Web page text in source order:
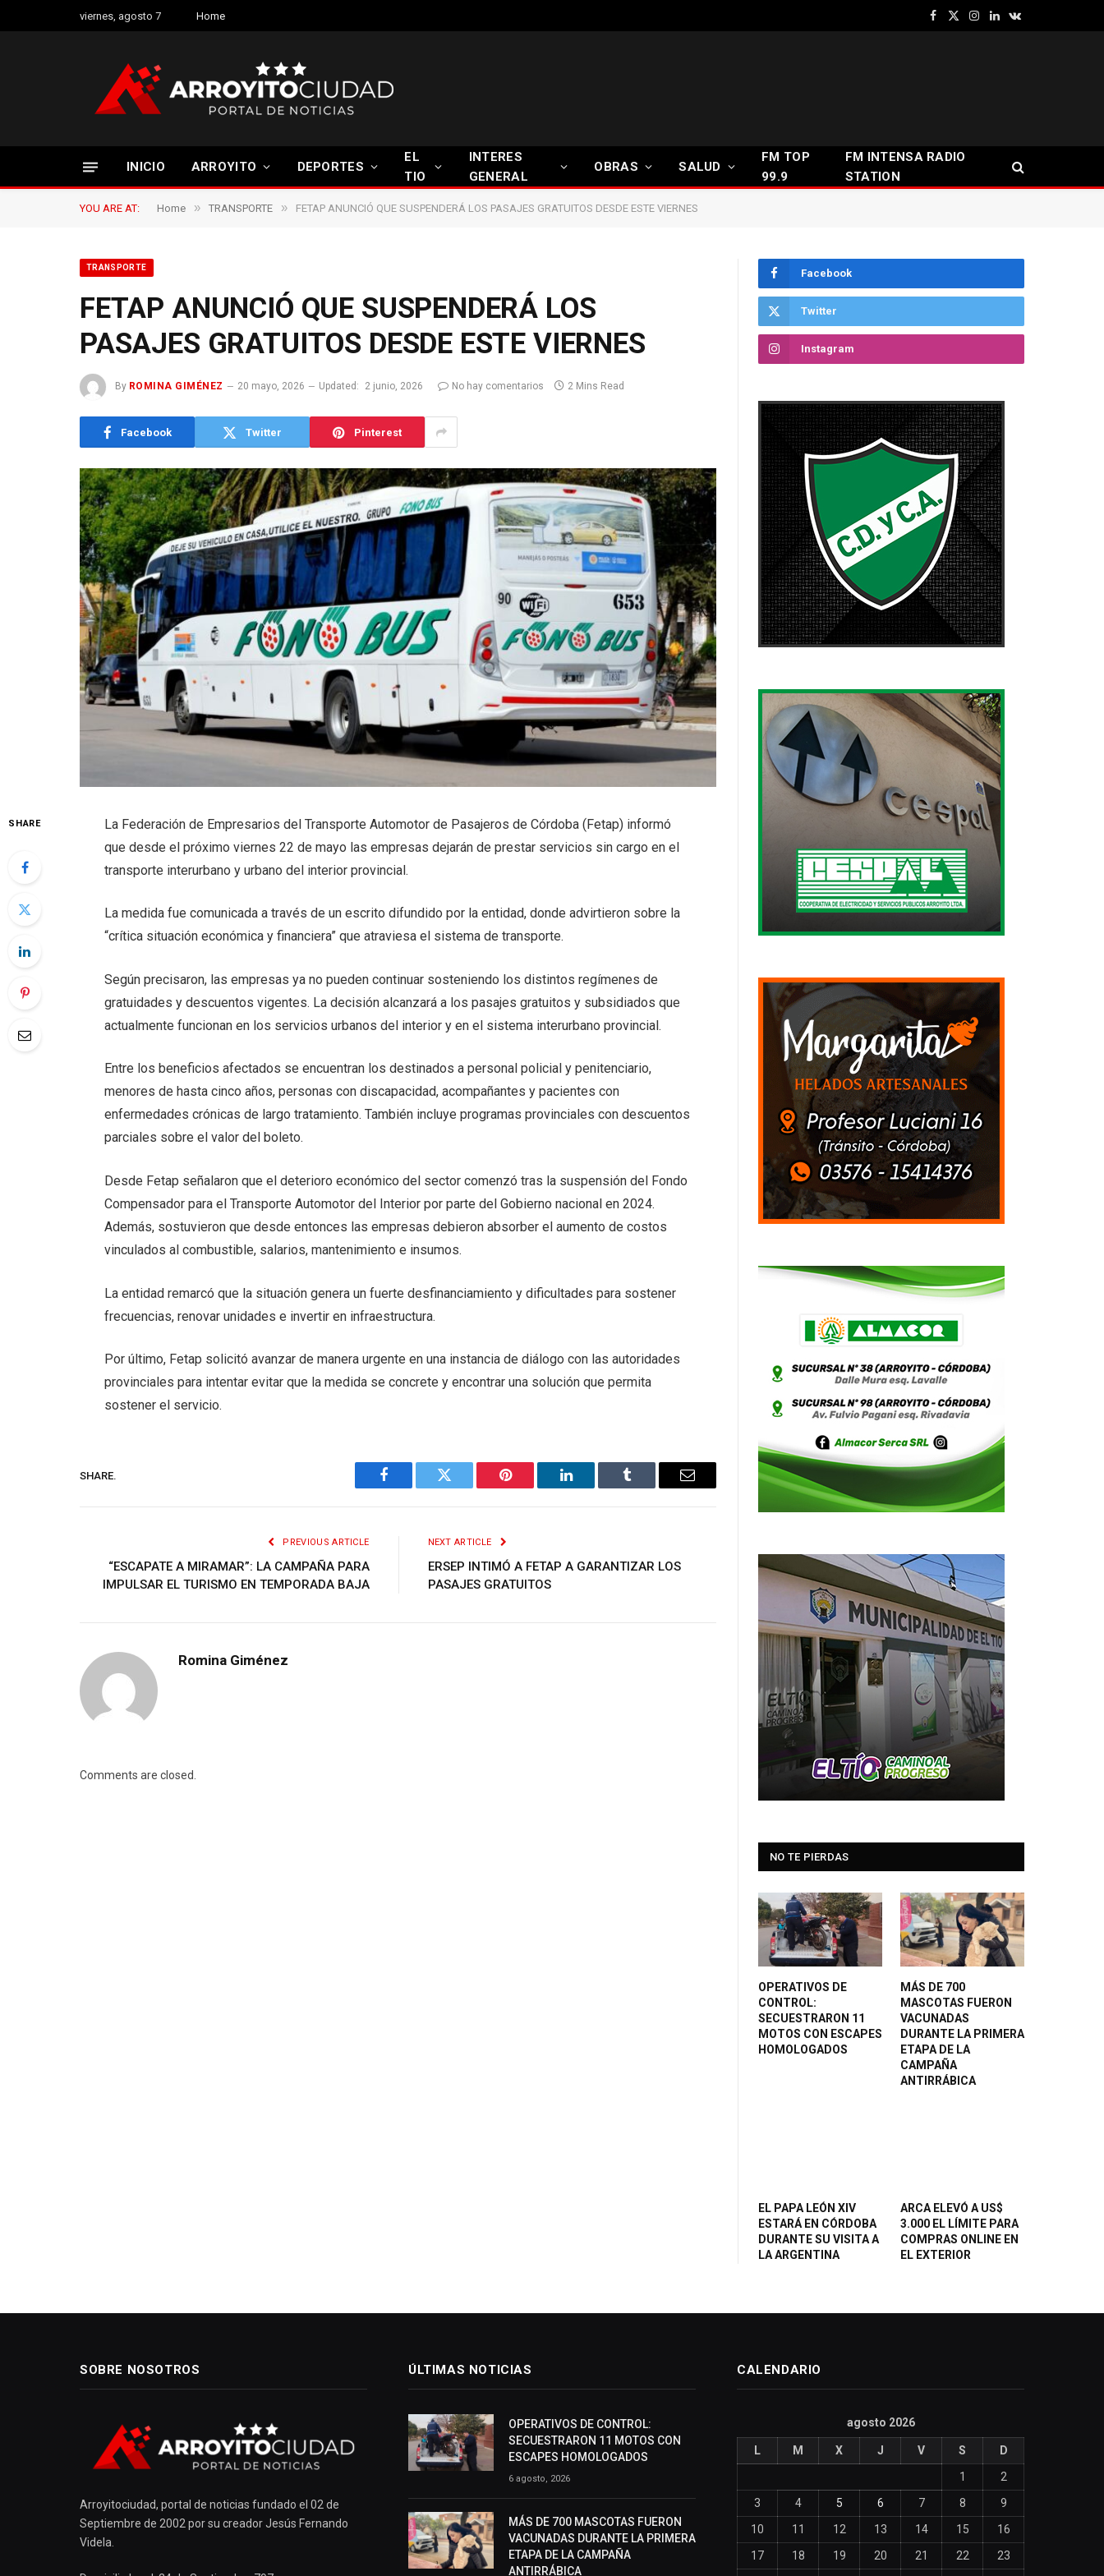
viernes, agosto 7 Home
Facebook
X
Instagram
LinkedInVKontakte
INICIO ARROYITO DEPORTES
EL
TIO
INTERES
GENERAL
OBRAS SALUD
FM TOP
99.9
FM INTENSA RADIO
STATION
YOU ARE AT: Home » TRANSPORTE » FETAP ANUNCIÓ QUE SUSPENDERÁ LOS PASAJES GRATUITOS DESDE ESTE VIERNES
TRANSPORTE
FETAP ANUNCIÓ QUE SUSPENDERÁ LOS
PASAJES GRATUITOS DESDE ESTE VIERNES
By ROMINA GIMÉNEZ 20 mayo, 2026 Updated: 2 junio, 2026 No hay comentarios 2 Mins Read
Facebook Twitter Pinterest
SHARE
La Federación de Empresarios del Transporte Automotor de Pasajeros de Córdoba (Fetap) informó
que desde el próximo viernes 22 de mayo las empresas dejarán de prestar servicios sin cargo en el
transporte interurbano y urbano del interior provincial.
La medida fue comunicada a través de un escrito difundido por la entidad, donde advirtieron sobre la
“crítica situación económica y financiera” que atraviesa el sistema de transporte.
Según precisaron, las empresas ya no pueden continuar sosteniendo los distintos regímenes de
gratuidades y descuentos vigentes. La decisión alcanzará a los pasajes gratuitos y subsidiados que
actualmente funcionan en los servicios urbanos del interior y en el sistema interurbano provincial.
Entre los beneficios afectados se encuentran los destinados a personal policial y penitenciario,
menores de hasta cinco años, personas con discapacidad, acompañantes y pacientes con
enfermedades crónicas de largo tratamiento. También incluye programas provinciales con descuentos
parciales sobre el valor del boleto.
Desde Fetap señalaron que el deterioro económico del sector comenzó tras la suspensión del Fondo
Compensador para el Transporte Automotor del Interior por parte del Gobierno nacional en 2024.
Además, sostuvieron que desde entonces las empresas debieron absorber el aumento de costos
vinculados al combustible, salarios, mantenimiento e insumos.
La entidad remarcó que la situación genera un fuerte desfinanciamiento y dificultades para sostener
frecuencias, renovar unidades e invertir en infraestructura.
Por último, Fetap solicitó avanzar de manera urgente en una instancia de diálogo con las autoridades
provinciales para intentar evitar que la medida se concrete y encontrar una solución que permita
sostener el servicio.
SHARE.
Facebook Twitter Pinterest LinkedIn Tumblr Email
PREVIOUS ARTICLE
“ESCAPATE A MIRAMAR”: LA CAMPAÑA PARA
IMPULSAR EL TURISMO EN TEMPORADA BAJA
NEXT ARTICLE
ERSEP INTIMÓ A FETAP A GARANTIZAR LOS
PASAJES GRATUITOS
Romina Giménez
Comments are closed.
Facebook
Twitter
Instagram
NO TE PIERDAS
OPERATIVOS DE
CONTROL:
SECUESTRARON 11
MOTOS CON ESCAPES
HOMOLOGADOS
MÁS DE 700
MASCOTAS FUERON
VACUNADAS
DURANTE LA PRIMERA
ETAPA DE LA
CAMPAÑA
ANTIRRÁBICA
EL PAPA LEÓN XIV
ESTARÁ EN CÓRDOBA
DURANTE SU VISITA A
LA ARGENTINA
ARCA ELEVÓ A US$
3.000 EL LÍMITE PARA
COMPRAS ONLINE EN
EL EXTERIOR
SOBRE NOSOTROS
Arroyitociudad, portal de noticias fundado el 02 de
Septiembre de 2002 por su creador Jesús Fernando
Videla.
ÚLTIMAS NOTICIAS
OPERATIVOS DE CONTROL:
SECUESTRARON 11 MOTOS CON
ESCAPES HOMOLOGADOS
6 agosto, 2026
MÁS DE 700 MASCOTAS FUERON
VACUNADAS DURANTE LA PRIMERA
ETAPA DE LA CAMPAÑA
ANTIRRÁBICA
CALENDARIO
agosto 2026
L M X J V S
D
1
2
3
4 5 6 7 8
9
10
11 12 13 14 15
16
17
18 19 20 21 22
23